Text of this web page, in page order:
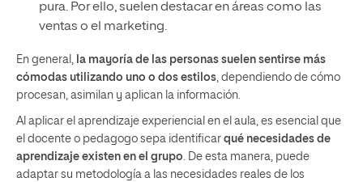
pura. Por ello, suelen destacar en áreas como las
ventas o el marketing.
En general, la mayoría de las personas suelen sentirse más
cómodas utilizando uno o dos estilos, dependiendo de cómo
procesan, asimilan y aplican la información.
Al aplicar el aprendizaje experiencial en el aula, es esencial que
el docente o pedagogo sepa identificar qué necesidades de
aprendizaje existen en el grupo. De esta manera, puede
adaptar su metodología a las necesidades reales de los